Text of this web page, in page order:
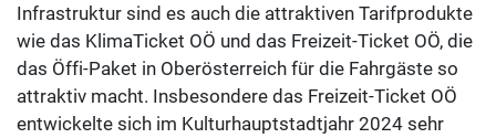
Infrastruktur sind es auch die attraktiven Tarifprodukte
wie das KlimaTicket OÖ und das Freizeit-Ticket OÖ, die
das Öffi-Paket in Oberösterreich für die Fahrgäste so
attraktiv macht. Insbesondere das Freizeit-Ticket OÖ
entwickelte sich im Kulturhauptstadtjahr 2024 sehr